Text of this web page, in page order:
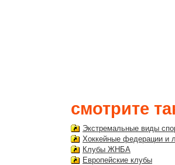
смотрите
Экстремальные виды
Хоккейные федерации и
Клубы ЖНБА
Европейские клубы